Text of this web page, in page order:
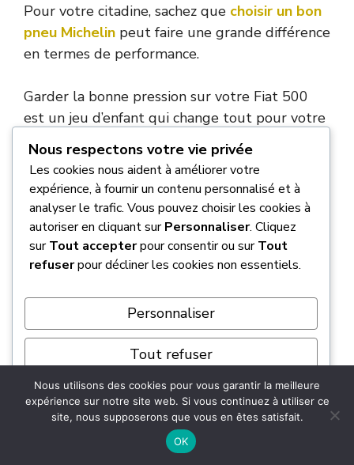
Pour votre citadine, sachez que choisir un bon
pneu Michelin peut faire une grande différence
en termes de performance.
Garder la bonne pression sur votre Fiat 500
est un jeu d’enfant qui change tout pour votre
sécurité et votre consommation
Prenez ces quelques minutes chaque mois
pourvérifier vos pneus à froid.Votre petite
citadine (et votre portefeuille)vous
remercieront sur la durée ! 🚗
FAQ
Quelle est la pression de pneu
recommandée pour une Fiat 500 ?
En règle générale, pour une utilisation
Nous respectons votre vie privée
Les cookies nous aident à améliorer votre
expérience, à fournir un contenu personnalisé et à
analyser le trafic. Vous pouvez choisir les cookies à
autoriser en cliquant surPersonnaliser. Cliquez
surTout accepterpour consentir ou surTout
refuserpour décliner les cookies non essentiels.
Personnaliser
Tout refuser
Tout accepter
Nous utilisons des cookies pour vous garantir la meilleure
expérience sur notre site web. Si vous continuez à utiliser ce
site, nous supposerons que vous en êtes satisfait.
OK